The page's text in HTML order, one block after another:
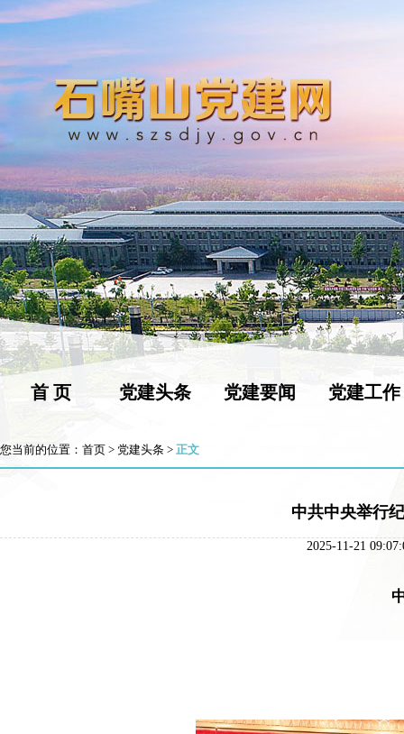
首 页 党建头条 党建要闻 党建工作
您当前的位置： 首页 > 党建头条 > 正文
中共中央举行
2025-11-21
中